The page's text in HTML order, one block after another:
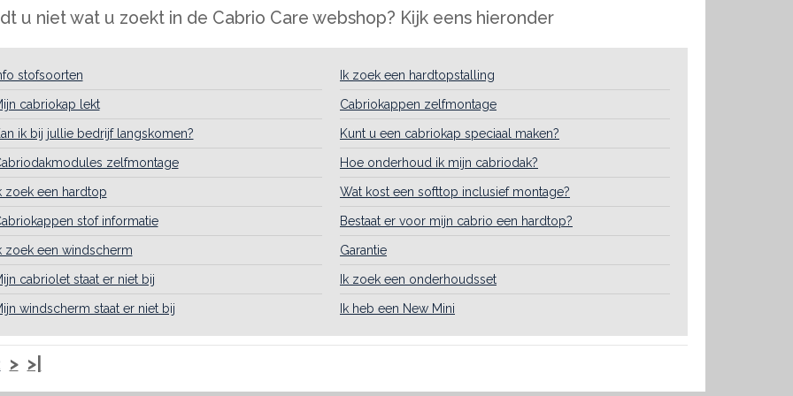
u niet wat u zoekt in de Cabrio Care webshop? Kijk eens hieronder
stofsoorten Ik zoek een hardtopstalling
cabriokap lekt Cabriokappen zelfmontage
ik bij jullie bedrijf langskomen? Kunt u een cabriokap speciaal maken?
zelfmontage Hoe onderhoud ik mijn cabriodak?
zoek een hardtop Wat kost een softtop inclusief montage?
stof informatie Bestaat er voor mijn cabrio een hardtop?
zoek een windscherm Garantie
cabriolet staat er niet bij Ik zoek een onderhoudsset
windscherm staat er niet bij Ik heb een New Mini
> >|